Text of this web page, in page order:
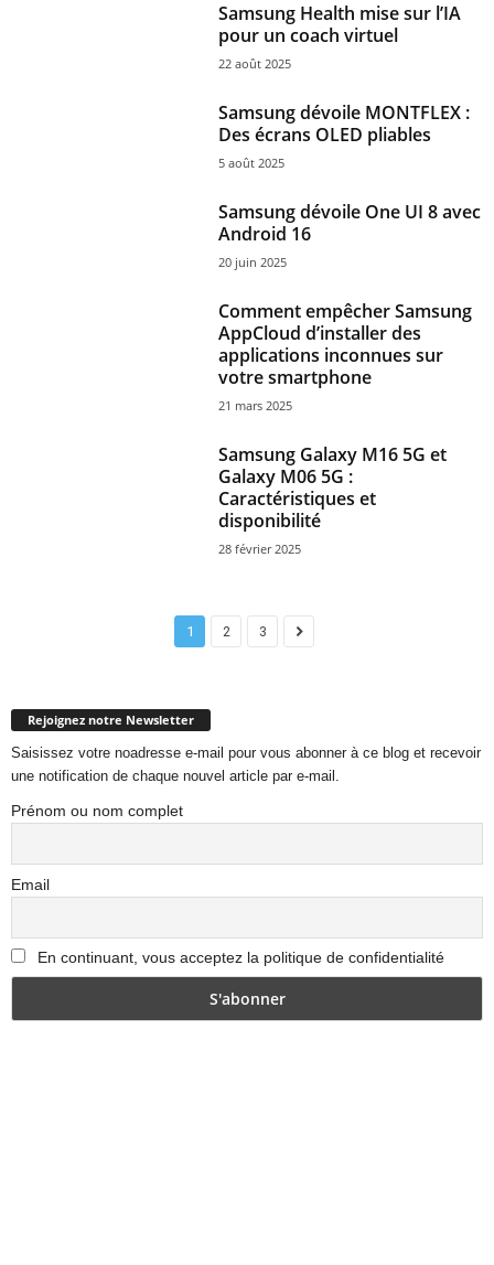
Samsung Health mise sur l’IA
pour un coach virtuel
22 août 2025
Samsung dévoile MONTFLEX :
Des écrans OLED pliables
5 août 2025
Samsung dévoile One UI 8 avec
Android 16
20 juin 2025
Comment empêcher Samsung
AppCloud d’installer des
applications inconnues sur
votre smartphone
21 mars 2025
Samsung Galaxy M16 5G et
Galaxy M06 5G :
Caractéristiques et
disponibilité
28 février 2025
1 2 3
Rejoignez notre Newsletter
Saisissez votre noadresse e-mail pour vous abonner à ce blog et recevoir
une notification de chaque nouvel article par e-mail.
Prénom ou nom complet
Email
En continuant, vous acceptez la politique de confidentialité